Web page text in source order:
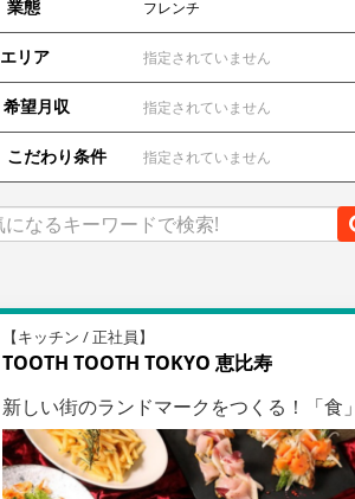
業態 フレンチ
エリア 指定されていません
希望月収 指定されていません
こだわり条件 指定されていません
【キッチン / 正社員】
TOOTH TOOTH TOKYO 恵比寿
新しい街のランドマークをつくる！「食